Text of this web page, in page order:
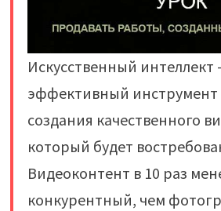
Искусственный
эффективный инструмент
создания качественного
который будет
Видеоконтент в 10 раз
конкурентный, чем